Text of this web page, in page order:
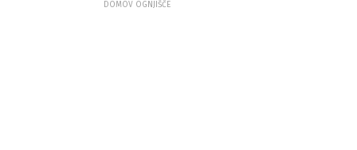
DOMOV OGNJIŠČE